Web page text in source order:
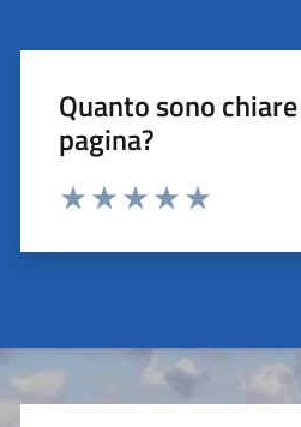
Quanto sono
pagina?
Valuta da 1 a 5 stelle la pagina